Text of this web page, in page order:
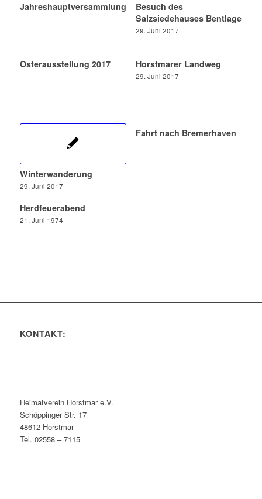
Jahreshauptversammlung
Besuch des
Salzsiedehauses Bentlage
29. Juni 2017
Osterausstellung 2017 Horstmarer Landweg
29. Juni 2017
Winterwanderung
29. Juni 2017
Fahrt nach Bremerhaven
Herdfeuerabend
21. Juni 1974
KONTAKT:
Heimatverein Horstmar e.V.
Schöppinger Str. 17
48612 Horstmar
Tel. 02558 – 7115